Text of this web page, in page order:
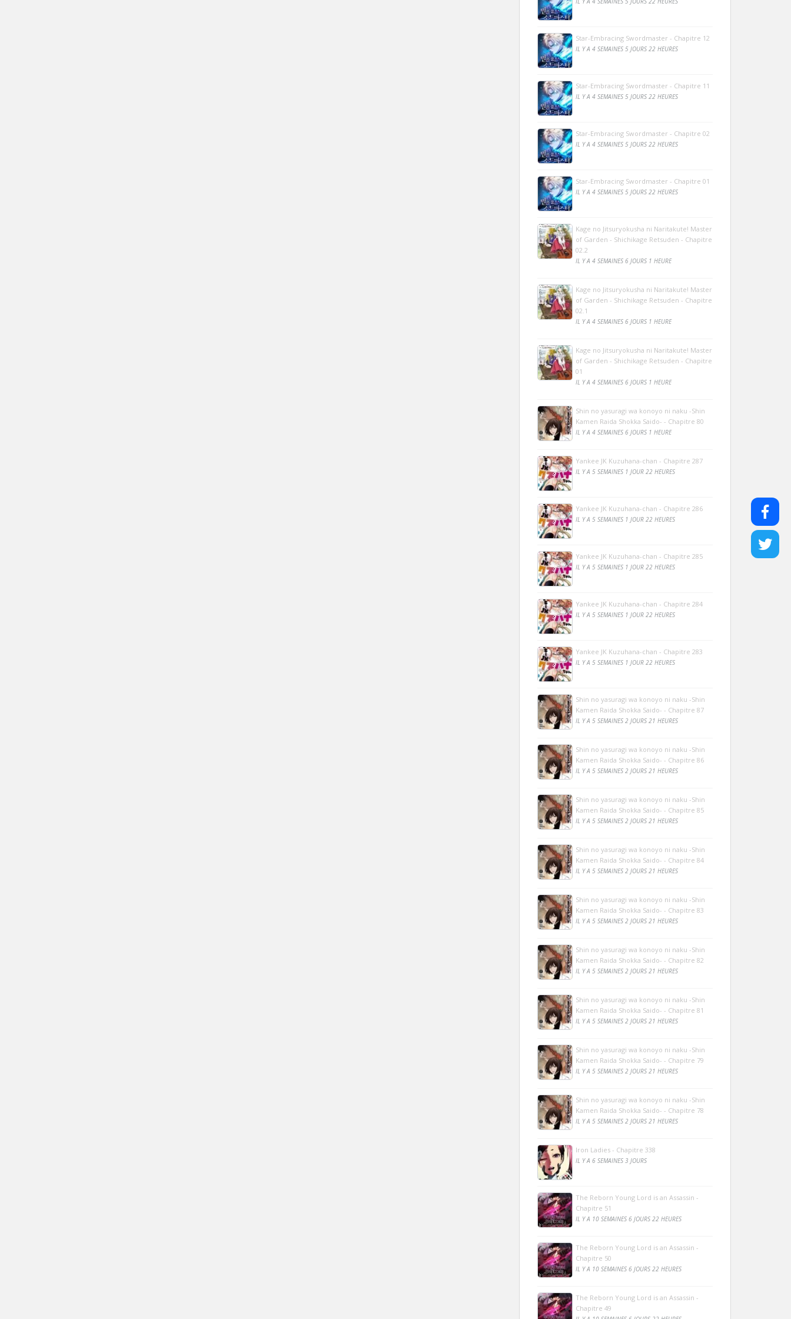
Star-Embracing Swordmaster - Chapitre 12
IL Y A 4 SEMAINES 5 JOURS 22 HEURES
Star-Embracing Swordmaster - Chapitre 11
IL Y A 4 SEMAINES 5 JOURS 22 HEURES
Star-Embracing Swordmaster - Chapitre 02
IL Y A 4 SEMAINES 5 JOURS 22 HEURES
Star-Embracing Swordmaster - Chapitre 01
IL Y A 4 SEMAINES 5 JOURS 22 HEURES
Kage no Jitsuryokusha ni Naritakute! Master
of Garden - Shichikage Retsuden - Chapitre
02.2
IL Y A 4 SEMAINES 6 JOURS 1 HEURE
Kage no Jitsuryokusha ni Naritakute! Master
of Garden - Shichikage Retsuden - Chapitre
02.1
IL Y A 4 SEMAINES 6 JOURS 1 HEURE
Kage no Jitsuryokusha ni Naritakute! Master
of Garden - Shichikage Retsuden - Chapitre
01
IL Y A 4 SEMAINES 6 JOURS 1 HEURE
Shin no yasuragi wa konoyo ni naku -Shin
Kamen Raida Shokka Saido- - Chapitre 80
IL Y A 4 SEMAINES 6 JOURS 1 HEURE
Yankee JK Kuzuhana-chan - Chapitre 287
IL Y A 5 SEMAINES 1 JOUR 22 HEURES
Yankee JK Kuzuhana-chan - Chapitre 286
IL Y A 5 SEMAINES 1 JOUR 22 HEURES
Yankee JK Kuzuhana-chan - Chapitre 285
IL Y A 5 SEMAINES 1 JOUR 22 HEURES
Yankee JK Kuzuhana-chan - Chapitre 284
IL Y A 5 SEMAINES 1 JOUR 22 HEURES
Yankee JK Kuzuhana-chan - Chapitre 283
IL Y A 5 SEMAINES 1 JOUR 22 HEURES
Shin no yasuragi wa konoyo ni naku -Shin
Kamen Raida Shokka Saido- - Chapitre 87
IL Y A 5 SEMAINES 2 JOURS 21 HEURES
Shin no yasuragi wa konoyo ni naku -Shin
Kamen Raida Shokka Saido- - Chapitre 86
IL Y A 5 SEMAINES 2 JOURS 21 HEURES
Shin no yasuragi wa konoyo ni naku -Shin
Kamen Raida Shokka Saido- - Chapitre 85
IL Y A 5 SEMAINES 2 JOURS 21 HEURES
Shin no yasuragi wa konoyo ni naku -Shin
Kamen Raida Shokka Saido- - Chapitre 84
IL Y A 5 SEMAINES 2 JOURS 21 HEURES
Shin no yasuragi wa konoyo ni naku -Shin
Kamen Raida Shokka Saido- - Chapitre 83
IL Y A 5 SEMAINES 2 JOURS 21 HEURES
Shin no yasuragi wa konoyo ni naku -Shin
Kamen Raida Shokka Saido- - Chapitre 82
IL Y A 5 SEMAINES 2 JOURS 21 HEURES
Shin no yasuragi wa konoyo ni naku -Shin
Kamen Raida Shokka Saido- - Chapitre 81
IL Y A 5 SEMAINES 2 JOURS 21 HEURES
Shin no yasuragi wa konoyo ni naku -Shin
Kamen Raida Shokka Saido- - Chapitre 79
IL Y A 5 SEMAINES 2 JOURS 21 HEURES
Shin no yasuragi wa konoyo ni naku -Shin
Kamen Raida Shokka Saido- - Chapitre 78
IL Y A 5 SEMAINES 2 JOURS 21 HEURES
Iron Ladies - Chapitre 338
IL Y A 6 SEMAINES 3 JOURS
The Reborn Young Lord is an Assassin -
Chapitre 51
IL Y A 10 SEMAINES 6 JOURS 22 HEURES
The Reborn Young Lord is an Assassin -
Chapitre 50
IL Y A 10 SEMAINES 6 JOURS 22 HEURES
The Reborn Young Lord is an Assassin -
Chapitre 49